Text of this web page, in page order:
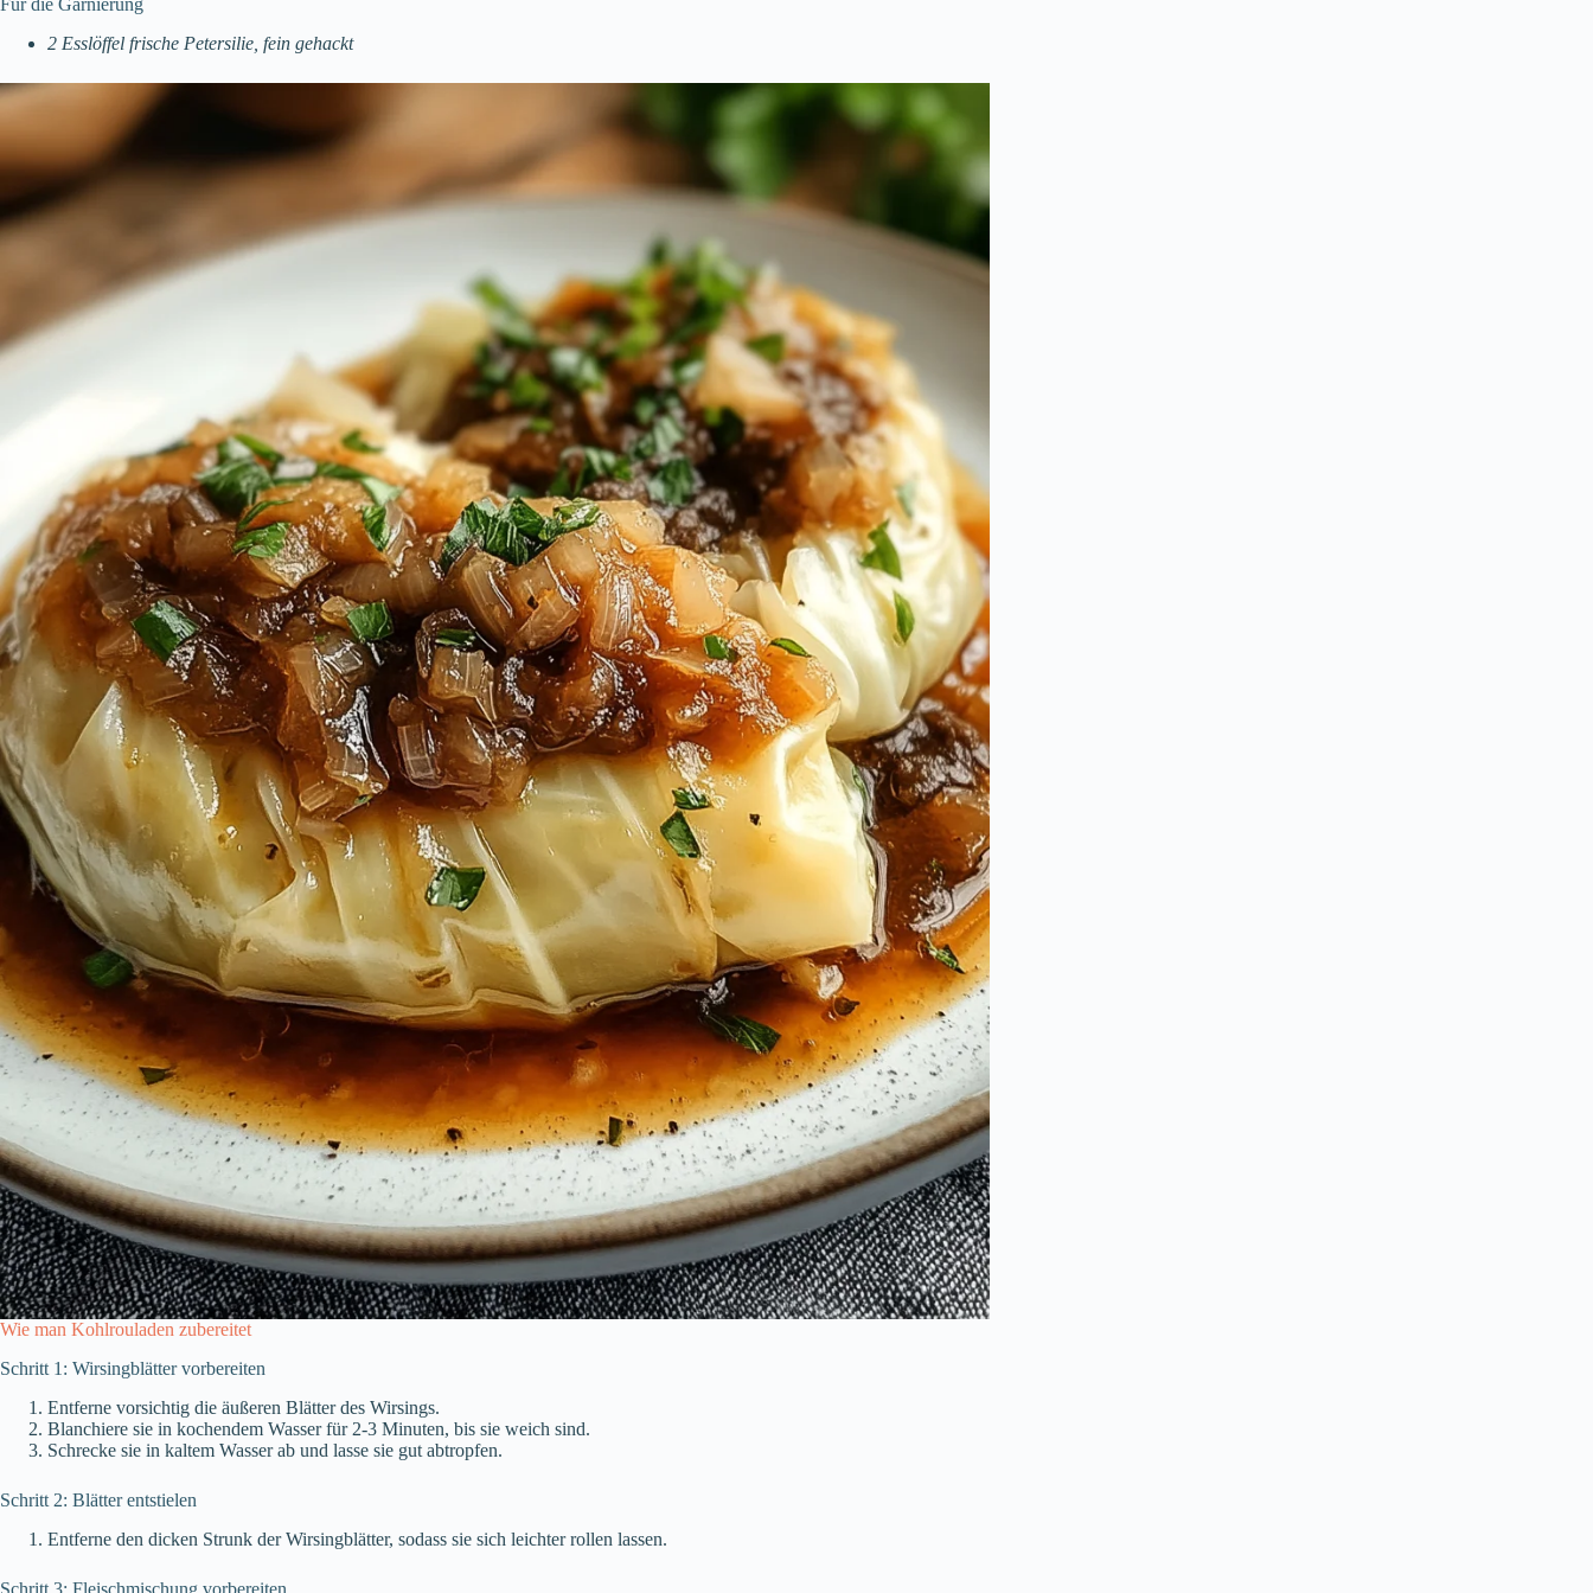
Für die Garnierung
2 Esslöffel frische Petersilie, fein gehackt
Wie man Kohlrouladen zubereitet
Schritt 1: Wirsingblätter vorbereiten
Entferne vorsichtig die äußeren Blätter des Wirsings.
Blanchiere sie in kochendem Wasser für 2-3 Minuten, bis sie weich sind.
Schrecke sie in kaltem Wasser ab und lasse sie gut abtropfen.
Schritt 2: Blätter entstielen
Entferne den dicken Strunk der Wirsingblätter, sodass sie sich leichter rollen lassen.
Schritt 3: Fleischmischung vorbereiten